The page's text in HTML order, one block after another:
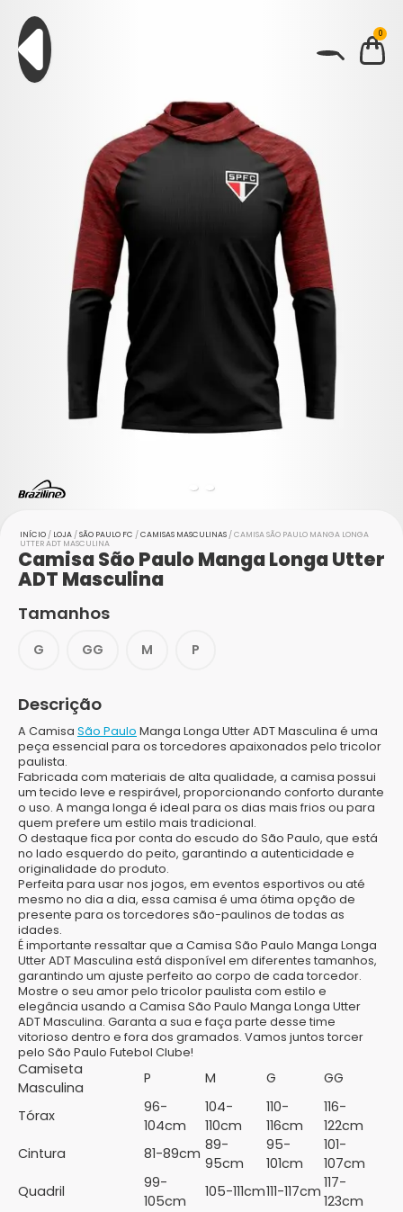
0
INÍCIO / LOJA /SÃO PAULO FC /CAMISAS MASCULINAS / CAMISA SÃO PAULO MANGA LONGA
UTTER ADT MASCULINA
Camisa São Paulo Manga Longa Utter
ADT Masculina
Tamanhos
G GG M P
Descrição
A Camisa São Paulo Manga Longa Utter ADT Masculina é uma
peça essencial para os torcedores apaixonados pelo tricolor
paulista.
Fabricada com materiais de alta qualidade, a camisa possui
um tecido leve e respirável, proporcionando conforto durante
o uso. A manga longa é ideal para os dias mais frios ou para
quem prefere um estilo mais tradicional.
O destaque fica por conta do escudo do São Paulo, que está
no lado esquerdo do peito, garantindo a autenticidade e
originalidade do produto.
Perfeita para usar nos jogos, em eventos esportivos ou até
mesmo no dia a dia, essa camisa é uma ótima opção de
presente para os torcedores são-paulinos de todas as
idades.
É importante ressaltar que a Camisa São Paulo Manga Longa
Utter ADT Masculina está disponível em diferentes tamanhos,
garantindo um ajuste perfeito ao corpo de cada torcedor.
Mostre o seu amor pelo tricolor paulista com estilo e
elegância usando a Camisa São Paulo Manga Longa Utter
ADT Masculina. Garanta a sua e faça parte desse time
vitorioso dentro e fora dos gramados. Vamos juntos torcer
pelo São Paulo Futebol Clube!
Camiseta
Masculina
P M G GG
Tórax
96-
104cm
104-
110cm
110-
116cm
116-
122cm
Cintura
81-89cm 89-
95cm
95-
101cm
101-
107cm
Quadril
99-
105cm
105-111cm111-117cm 117-
123cm